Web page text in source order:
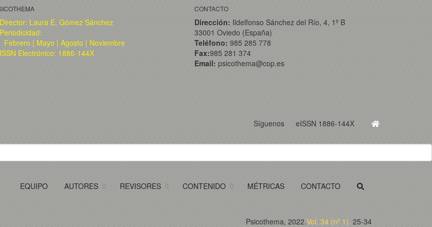
Director: Laura E. Gómez Sánchez
Periodicidad:
| Mayo | Agosto | Noviembre
ISSN Electrónico: 1886-144X
CONTACTO
Dirección: Ildelfonso Sánchez del Río, 4, 1º B
33001 Oviedo (España)
Teléfono: 985 285 778
Fax:985 281 374
Email: psicothema@cop.es
Síguenos eISSN 1886-144X
EQUIPO AUTORES REVISORES CONTENIDO MÉTRICAS CONTACTO
Psicothema, 2022.Vol. 34 (nº 1). 25-34